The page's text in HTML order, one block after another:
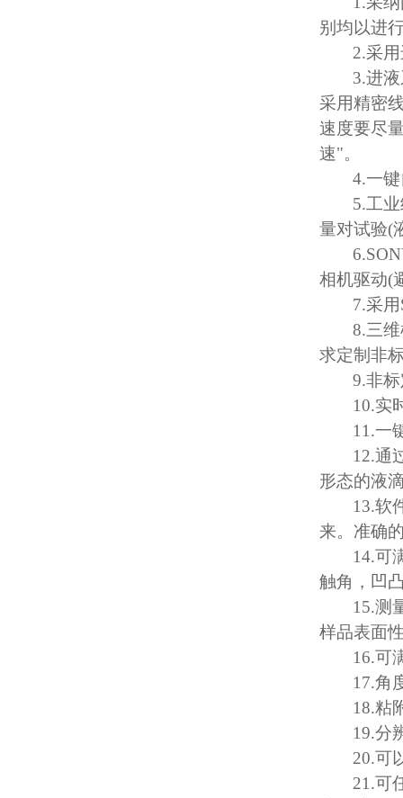
别均以进
2.采
3.进
采用精密
速度要尽
速"。
4.一
5.工
量对试验(
相机驱动(
7.采用
8.三
求定制非
9.非
10.实
11.一
12.通
形态的液
13.软
来。准确
14.可
触角，凹
15.测
样品表面
16.可
17.角
18.粘
19.分
20.可
21.可